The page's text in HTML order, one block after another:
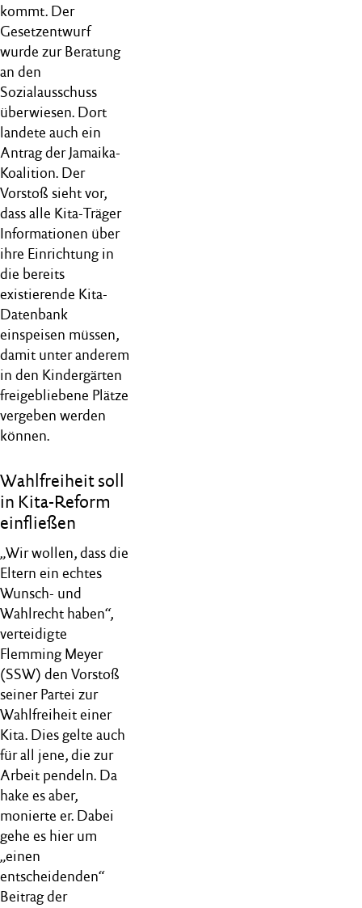
kommt. Der
Gesetzentwurf
wurde zur Beratung
an den
Sozialausschuss
überwiesen. Dort
landete auch ein
Antrag der Jamaika-
Koalition. Der
Vorstoß sieht vor,
dass alle Kita-Träger
Informationen über
ihre Einrichtung in
die bereits
existierende Kita-
Datenbank
einspeisen müssen,
damit unter anderem
in den Kindergärten
freigebliebene Plätze
vergeben werden
können.
Wahlfreiheit soll
in Kita-Reform
einfließen
„Wir wollen, dass die
Eltern ein echtes
Wunsch- und
Wahlrecht haben“,
verteidigte
Flemming Meyer
(SSW) den Vorstoß
seiner Partei zur
Wahlfreiheit einer
Kita. Dies gelte auch
für all jene, die zur
Arbeit pendeln. Da
hake es aber,
monierte er. Dabei
gehe es hier um
„einen
entscheidenden“
Beitrag der